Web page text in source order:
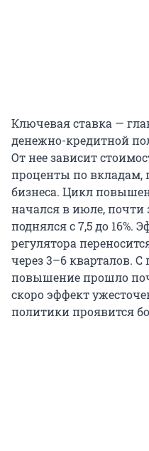
Ключевая ставка —
денежно-кредитной
От нее зависит
проценты по вкладам,
бизнеса. Цикл
начался в июле, почти
поднялся с 7,5 до 16%.
регулятора
через 3–6 кварталов. С
повышение прошло
скоро эффект
политики проявится